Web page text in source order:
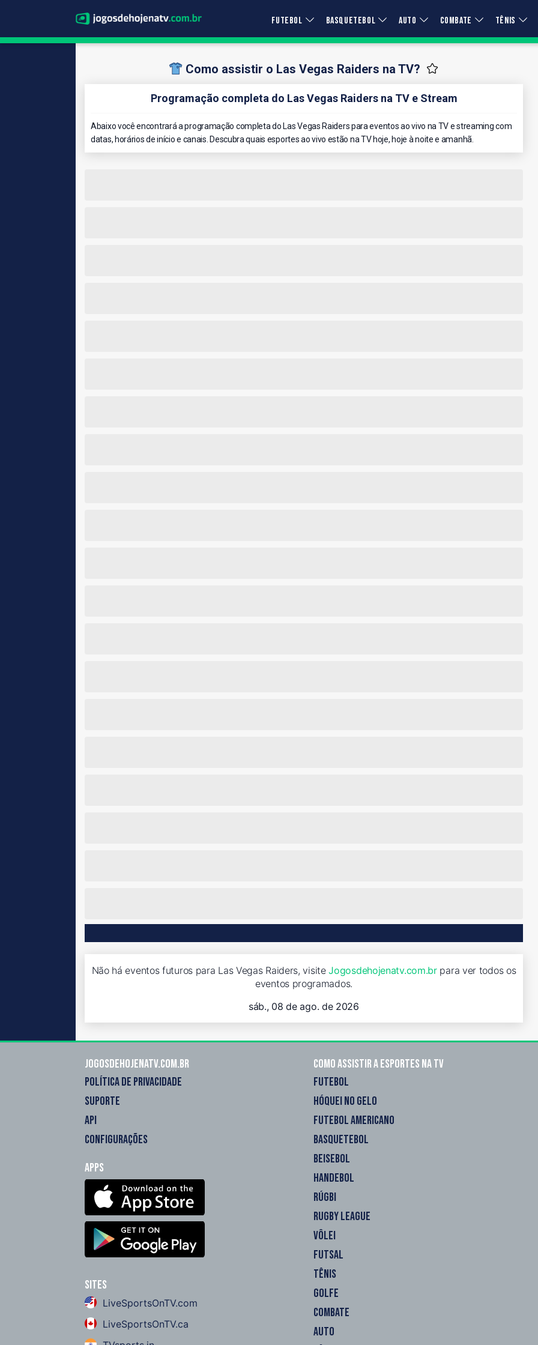
FUTEBOL BASQUETEBOL AUTO COMBATE TÊNIS
Como assistir o Las Vegas Raiders na TV?
Programação completa do Las Vegas Raiders na TV e Stream
Abaixo você encontrará a programação completa do Las Vegas Raiders para eventos ao vivo na TV e streaming com
datas, horários de início e canais. Descubra quais esportes ao vivo estão na TV hoje, hoje à noite e amanhã.
Não há eventos futuros para Las Vegas Raiders, visiteJogosdehojenatv.com.brpara ver todos os
eventos programados.
sáb., 08 de ago. de 2026
Jogosdehojenatv.com.br
POLÍTICA DE PRIVACIDADE
SUPORTE
API
CONFIGURAÇÕES
Apps
Sites
LiveSportsOnTV.com
LiveSportsOnTV.ca
Como assistir a esportes na TV
FUTEBOL
HÓQUEI NO GELO
FUTEBOL AMERICANO
BASQUETEBOL
BEISEBOL
HANDEBOL
RÚGBI
RUGBY LEAGUE
VÔLEI
FUTSAL
TÊNIS
GOLFE
COMBATE
AUTO